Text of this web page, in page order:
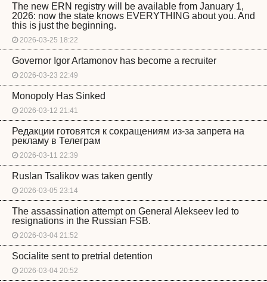
The new ERN registry will be available from January 1,
2026: now the state knows EVERYTHING about you. And
this is just the beginning.
2026-03-25 18:22
Governor Igor Artamonov has become a recruiter
2026-03-23 22:49
Monopoly Has Sinked
2026-03-12 21:41
Редакции готовятся к сокращениям из-за запрета на
рекламу в Телеграм
2026-03-11 22:39
Ruslan Tsalikov was taken gently
2026-03-05 23:14
The assassination attempt on General Alekseev led to
resignations in the Russian FSB.
2026-03-04 21:52
Socialite sent to pretrial detention
2026-03-04 20:52